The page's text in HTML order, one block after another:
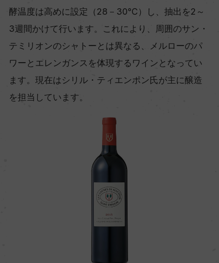
酵温度は高めに設定（28－30℃）し、抽出を2～
3週間かけて行います。これにより、周囲のサン・
テミリオンのシャトーとは異なる、メルローのパ
ワーとエレンガンスを体現するワインとなってい
ます。現在はシリル・ティエンポン氏が主に醸造
を担当しています。